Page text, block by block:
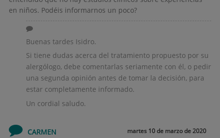
en niños. Podéis informarnos un poco?
Buenas tardes Isidro.
Si tiene dudas acerca del tratamiento propuesto por su
alergólogo, debe comentarlas seriamente con él, o pedir
una segunda opinión antes de tomar la decisión, para
estar completamente informado.
Un cordial saludo.
CARMEN martes 10 de marzo de 2020